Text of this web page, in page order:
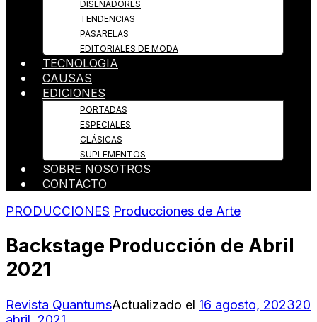
DISEÑADORES
TENDENCIAS
PASARELAS
EDITORIALES DE MODA
TECNOLOGIA
CAUSAS
EDICIONES
PORTADAS
ESPECIALES
CLÁSICAS
SUPLEMENTOS
SOBRE NOSOTROS
CONTACTO
PRODUCCIONES Producciones de Arte
Backstage Producción de Abril
2021
Revista QuantumsActualizado el 16 agosto, 202320